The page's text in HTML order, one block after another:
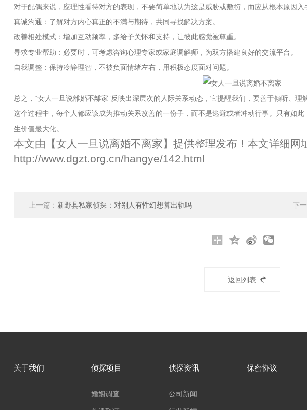
对于配偶来说，应理性看待对方的表现，不要简单地认为这是威胁或敷衍，而应从根本原因入
真诚沟通：了解对方内心真正的不满与期待，共同寻找解决方案。
改善相处模式：增加互动频率，多给予关怀和支持，让彼此感觉被尊重。
寻求专业帮助：必要时，可考虑咨询心理专家或家庭调解师，为双方搭建良好的交流平台。
自我调整：保持冷静理智，不被负面情绪左右，用积极态度面对问题。
总之，“女人一旦说離婚不離家”反映出深层次的人际关系动态，它提醒我们，要善于倾听、
这个过程中，每个人都应该成为推动关系改善的一份子，而不是逃避或者冲动行事。只有如
生价值最大化。
本文由【女人一旦说离婚不离家】提供整理发布！本文详细网
http://www.dgzt.org.cn/hangye/142.html
上一篇： 新野县私家侦探：对别人有性幻想算出轨吗 下
返回列表
关于我们 侦探项目
婚姻调查
侦探资讯
公司新闻
保密协议